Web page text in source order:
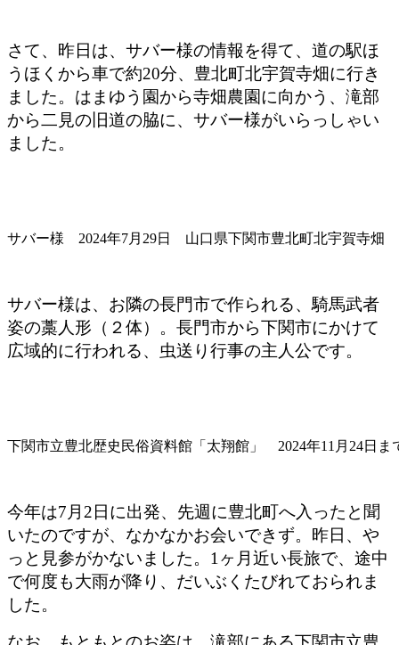
さて、昨日は、サバー様の情報を得て、道の駅ほ
うほくから車で約20分、豊北町北宇賀寺畑に行き
ました。はまゆう園から寺畑農園に向かう、滝部
から二見の旧道の脇に、サバー様がいらっしゃい
ました。
サバー様 2024年7月29日 山口県下関市豊北町北宇賀寺畑
サバー様は、お隣の長門市で作られる、騎馬武者
姿の藁人形（２体）。長門市から下関市にかけて
広域的に行われる、虫送り行事の主人公です。
下関市立豊北歴史民俗資料館「太翔館」 2024年11月24日
今年は7月2日に出発、先週に豊北町へ入ったと聞
いたのですが、なかなかお会いできず。昨日、や
っと見参がかないました。1ヶ月近い長旅で、途中
で何度も大雨が降り、だいぶくたびれておられま
した。